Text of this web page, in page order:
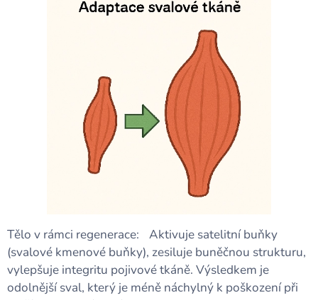
Tělo v rámci regenerace: Aktivuje satelitní buňky
(svalové kmenové buňky), zesiluje buněčnou strukturu,
vylepšuje integritu pojivové tkáně. Výsledkem je
odolnější sval, který je méně náchylný k poškození při